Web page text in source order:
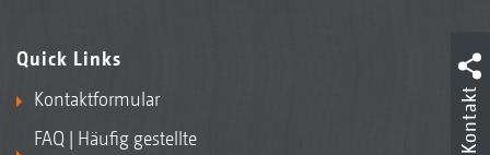
Quick Links
Kontaktformular
FAQ | Häufig gestellte
Kontakt